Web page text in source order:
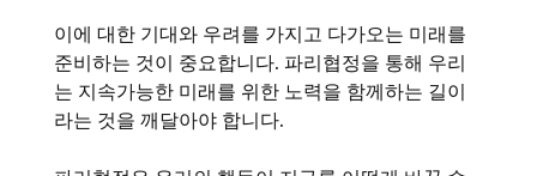
이에 대한 기대와 우려를 가지고 다가오는 미래를
준비하는 것이 중요합니다. 파리협정을 통해 우리
는 지속가능한 미래를 위한 노력을 함께하는 길이
라는 것을 깨달아야 합니다.